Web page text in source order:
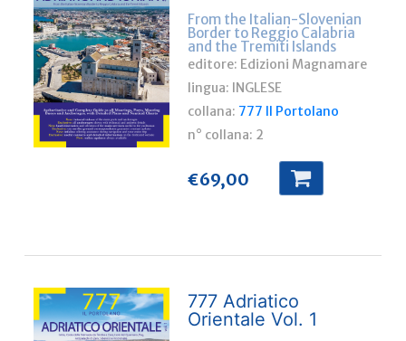
From the Italian-Slovenian
Border to Reggio Calabria
and the Tremiti Islands
editore: Edizioni Magnamare
lingua: INGLESE
collana: 777 Il Portolano
n° collana: 2
€69,00
777 Adriatico
Orientale Vol. 1